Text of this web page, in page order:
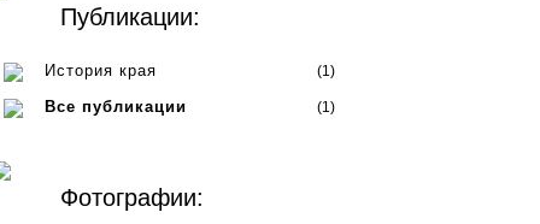
Публикации:
История края (1)
Все публикации (1)
Фотографии: